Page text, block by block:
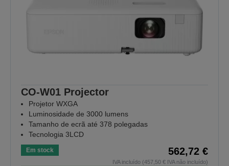
CO-W01 Projector
Projetor WXGA
Luminosidade de 3000 lumens
Tamanho de ecrã até 378 polegadas
Tecnologia 3LCD
Em stock 562,72 €
IVA incluído (457,50 € IVA não incluído)